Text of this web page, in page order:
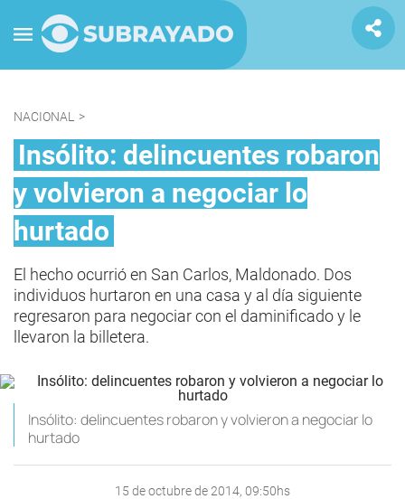
NACIONAL >
Insólito: delincuentes robaron
y volvieron a negociar lo
hurtado
El hecho ocurrió en San Carlos, Maldonado. Dos
individuos hurtaron en una casa y al día siguiente
regresaron para negociar con el daminificado y le
llevaron la billetera.
Insólito: delincuentes robaron y volvieron a negociar lo
hurtado
15 de octubre de 2014, 09:50hs